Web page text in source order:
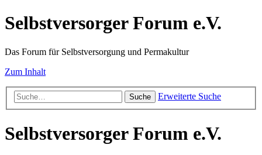
Selbstversorger Forum e.V.
Das Forum für Selbstversorgung und Permakultur
Zum Inhalt
Suche Erweiterte Suche
Selbstversorger Forum e.V.